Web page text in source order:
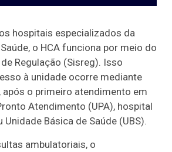
hospitais especializados da
o HCA funciona por meio do
Regulação (Sisreg). Isso
à unidade ocorre mediante
após o primeiro atendimento em
Atendimento (UPA), hospital
Básica de Saúde (UBS).
ambulatoriais, o